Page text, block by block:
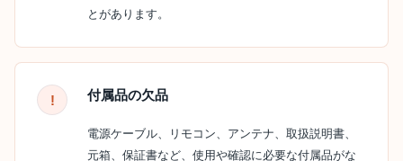
とがあります。
付属品の欠品
電源ケーブル、リモコン、アンテナ、取扱説明書、
元箱、保証書など、使用や確認に必要な付属品がな